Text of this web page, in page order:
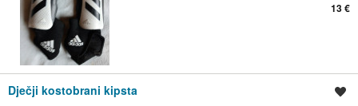
13 €
Dječji kostobrani kipsta